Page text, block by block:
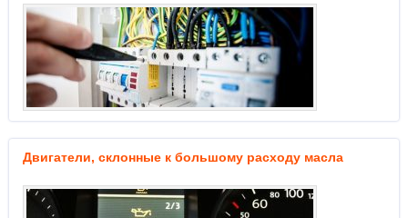
Двигатели, склонные к большому расходу масла